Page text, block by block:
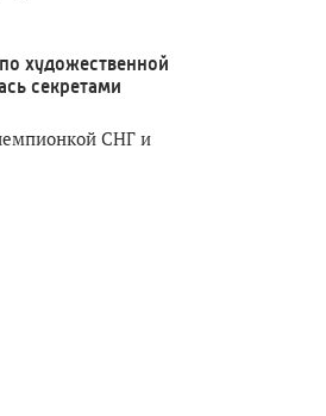
художественной
секретами
СНГ и